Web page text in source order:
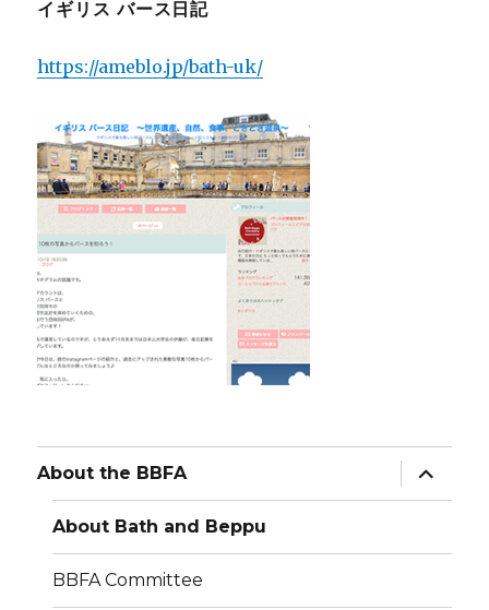
イギリス バース日記
https://ameblo.jp/bath-uk/
About the BBFA
expand
child
menu
About Bath and Beppu
BBFA Committee